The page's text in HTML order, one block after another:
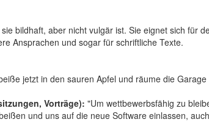
bildhaft, aber nicht vulgär ist. Sie eignet sich für
Ansprachen und sogar für schriftliche Texte.
jetzt in den sauren Apfel und räume die Garage
Vorträge): "Um wettbewerbsfähig zu
und uns auf die neue Software einlassen,